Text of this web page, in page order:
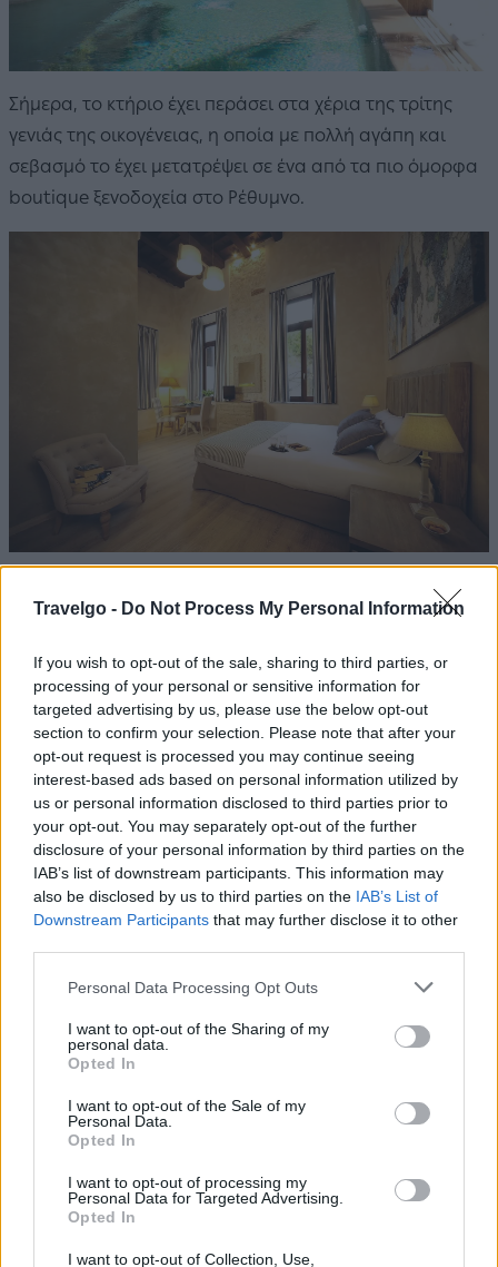
Travelgo - Do Not Process My Personal Information
If you wish to opt-out of the sale, sharing to third parties, or
processing of your personal or sensitive information for
targeted advertising by us, please use the below opt-out
section to confirm your selection. Please note that after your
opt-out request is processed you may continue seeing
interest-based ads based on personal information utilized by
us or personal information disclosed to third parties prior to
your opt-out. You may separately opt-out of the further
disclosure of your personal information by third parties on the
IAB’s list of downstream participants. This information may
also be disclosed by us to third parties on the IAB’s List of
Downstream Participants that may further disclose it to other
Please note that this website/app uses one or more Google
not limited to your visit or usage behaviour. You may click to
grant or deny consent to Google and its third-party tags to
use your data for below specified purposes in below Google
consent section.
Personal Data Processing Opt Outs
I want to opt-out of the Sharing of my
personal data.
Opted In
I want to opt-out of the Sale of my
Personal Data.
Opted In
I want to opt-out of processing my
Personal Data for Targeted Advertising.
Opted In
I want to opt-out of Collection, Use,
Σήμερα, το κτήριο έχει περάσει στα χέρια της τρίτης
γενιάς της οικογένειας, η οποία με πολλή αγάπη και
σεβασμό το έχει μετατρέψει σε ένα από τα πιο όμορφα
boutique ξενοδοχεία στο Ρέθυμνο.
Το Pepi Boutique Hotel αποτελεί ιδανική επιλογή για
adults-only διαμονή στο Ρέθυμνο, καθώς προσφέρει
απαρτίζεται από 13 δωμάτια, 2 μεζονέτες και 2 σουίτες –
όλα σχεδιασμένα ώστε να παρέχουν στους επισκέπτες
μια αίσθηση πολυτέλειας και άνεσης.
Η καρδιά του κτηρίου είναι ένας γαλήνιος κήπος με
μικρή όαση στην καρδιά της παλιάς πόλης του
Ρεθύμνου. Ο μπαχτσές πλαισιώνει την πισίνα με τα
αναπαυτικά ανάκλιντρα, ενώ στον ίδιο περιβάλλοντα